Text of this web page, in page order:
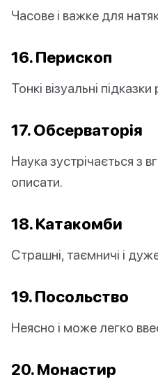
Часове і важке для
16. Перископ
Тонкі візуальні
17. Обсерваторія
Наука зустрічається з
описати.
18. Катакомби
Страшні, таємничі і
19. Посольство
Неясно і може легко
20. Монастир